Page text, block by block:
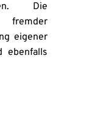
Die
eigener
ebenfalls